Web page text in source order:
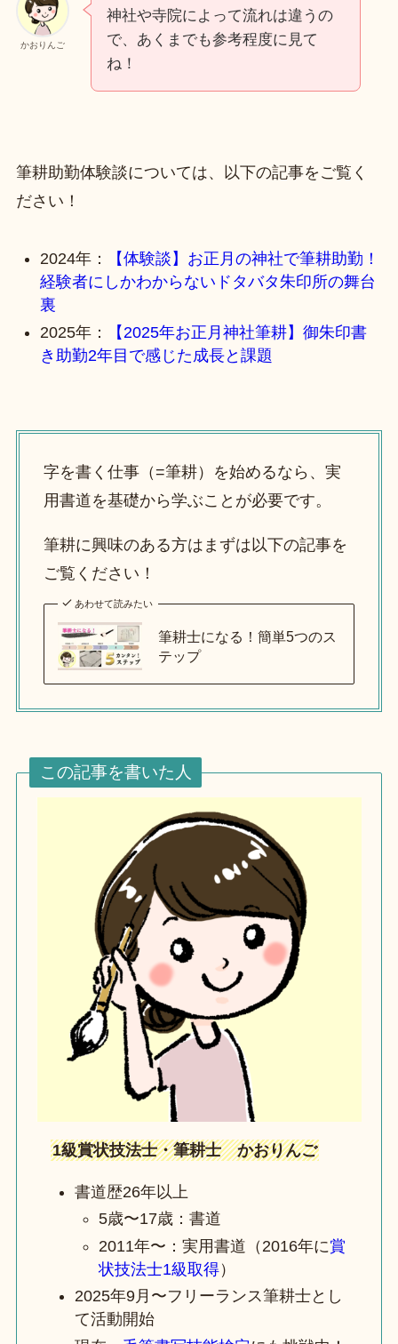
かおりんご
神社や寺院によって流れは違うの
で、あくまでも参考程度に見て
ね！
筆耕助勤体験談については、以下の記事をご覧く
ださい！
2024年：
【体験談】お正月の神社で筆耕助勤！
経験者にしかわからないドタバタ朱印所の舞台
裏
2025年：
【2025年お正月神社筆耕】御朱印書
き助勤2年目で感じた成長と課題
字を書く仕事（=筆耕）を始めるなら、実
用書道を基礎から学ぶことが必要です。
筆耕に興味のある方はまずは以下の記事を
ご覧ください！
あわせて読みたい
筆耕士になる！簡単5つのス
テップ
この記事を書いた人
1級賞状技法士・筆耕士 かおりんご
書道歴26年以上
5歳〜17歳：書道
2011年〜：実用書道（2016年に賞
状技法士1級取得）
2025年9月〜フリーランス筆耕士とし
て活動開始